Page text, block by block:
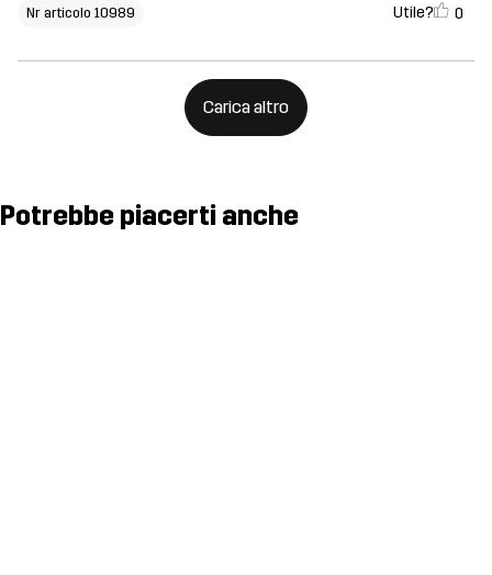
Nr articolo 10989 Utile? 0
Carica altro
Potrebbe piacerti anche